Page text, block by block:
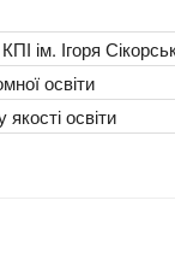
ім. Ігоря
освіти
якості освіти